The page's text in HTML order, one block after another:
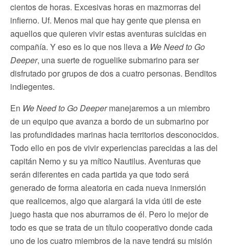
cientos de horas. Excesivas horas en mazmorras del
infierno. Uf. Menos mal que hay gente que piensa en
aquellos que quieren vivir estas aventuras suicidas en
compañía. Y eso es lo que nos lleva a We Need to Go
Deeper, una suerte de roguelike submarino para ser
disfrutado por grupos de dos a cuatro personas. Benditos
indiegentes.
En We Need to Go Deepermanejaremos a un miembro
de un equipo que avanza a bordo de un submarino por
las profundidades marinas hacia territorios desconocidos.
Todo ello en pos de vivir experiencias parecidas a las del
capitán Nemo y su ya mítico Nautilus. Aventuras que
serán diferentes en cada partida ya que todo será
generado de forma aleatoria en cada nueva inmersión
que realicemos, algo que alargará la vida útil de este
juego hasta que nos aburramos de él. Pero lo mejor de
todo es que se trata de un título cooperativo donde cada
uno de los cuatro miembros de la nave tendrá su misión